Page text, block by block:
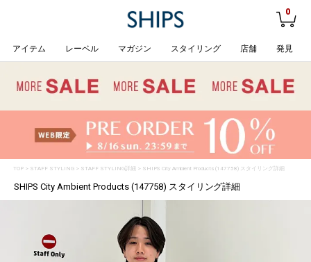
0
アイテム レーベル マガジン スタイリング 店舗 発見
TOP> STAFF STYLING> STAFF STYLING詳細 > SHIPS City Ambient Products (147758) スタイリング詳細
SHIPS City Ambient Products (147758) スタイリング詳細